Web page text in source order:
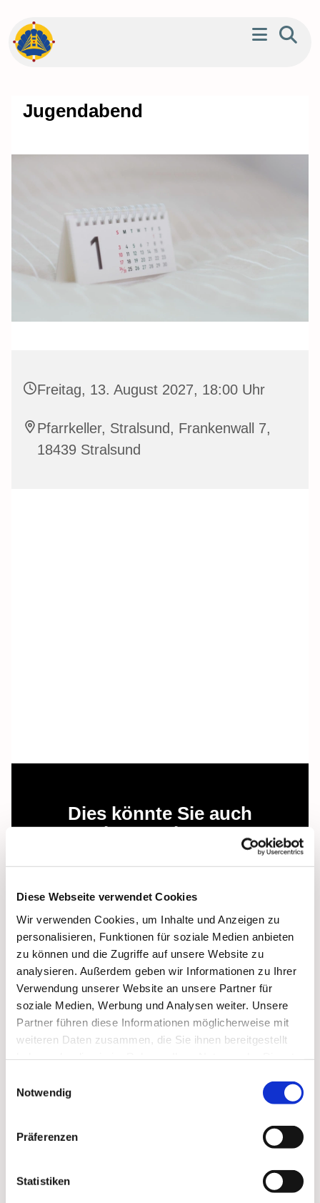
Diese Webseite verwendet Cookies
Wir verwenden Cookies, um Inhalte und Anzeigen zu
personalisieren, Funktionen für soziale Medien anbieten
zu können und die Zugriffe auf unsere Website zu
analysieren. Außerdem geben wir Informationen zu Ihrer
Verwendung unserer Website an unsere Partner für
soziale Medien, Werbung und Analysen weiter. Unsere
Partner führen diese Informationen möglicherweise mit
weiteren Daten zusammen, die Sie ihnen bereitgestellt
Notwendig
Präferenzen
Statistiken
Jugendabend
Freitag, 13. August 2027, 18:00 Uhr
Pfarrkeller, Stralsund, Frankenwall 7,
18439 Stralsund
Dies könnte Sie auch
interessieren